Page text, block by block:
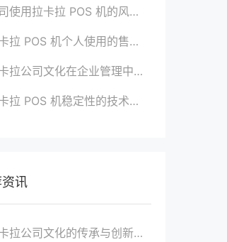
用拉卡拉 POS 机的风险评估与应对
拉 POS 机个人使用的售后服务优化
拉公司文化在企业管理中的作用
POS 机稳定性的技术创新与应用实践
讯
拉公司文化的传承与创新实践